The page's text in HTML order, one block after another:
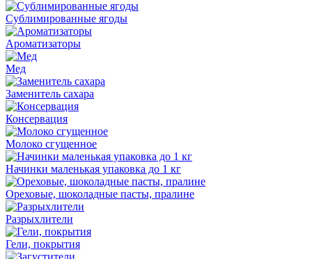
Сублимированные ягоды
Ароматизаторы
Мед
Заменитель сахара
Консервация
Молоко сгущенное
Начинки маленькая упаковка до 1 кг
Ореховые, шоколадные пасты, пралине
Разрыхлители
Гели, покрытия